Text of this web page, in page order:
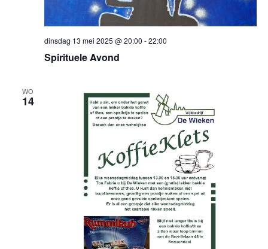
Spirituele Avond
dinsdag 13 mei 2025 @ 20:00 -22:00
WO
14